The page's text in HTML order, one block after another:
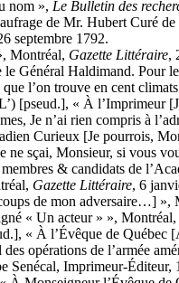
nom », Le Bulletin des
de Mr. Hubert Curé de
septembre 1792.
Montréal, Gazette Littéraire,
Général Haldimand. Pour
l’on trouve en cent
« À l’Imprimeur
Je n’ai rien compris à
Curieux [Je pourrois,
ne sçai, Monsieur, si vous
& candidats de
Gazette Littéraire, 6
de mon adversaire…] »,
« Un acteur » », Montréal,
« À l’Évêque de Québec
opérations de l’armée
Senécal, Imprimeur-